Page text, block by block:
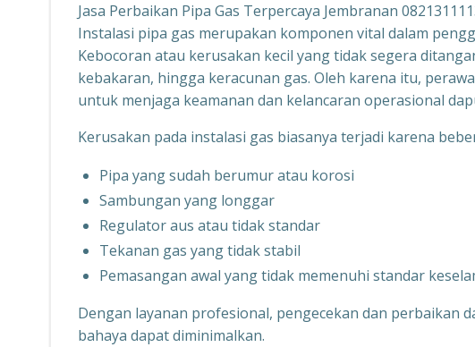
Jasa Perbaikan Pipa Gas Terpercaya Jembranan
Instalasi pipa gas merupakan komponen vital dalam
Kebocoran atau kerusakan kecil yang tidak segera
kebakaran, hingga keracunan gas. Oleh karena itu,
untuk menjaga keamanan dan kelancaran operasional
Kerusakan pada instalasi gas biasanya terjadi karena
Pipa yang sudah berumur atau korosi
Sambungan yang longgar
Regulator aus atau tidak standar
Tekanan gas yang tidak stabil
Pemasangan awal yang tidak memenuhi standar
Dengan layanan profesional, pengecekan dan perbaikan
bahaya dapat diminimalkan.